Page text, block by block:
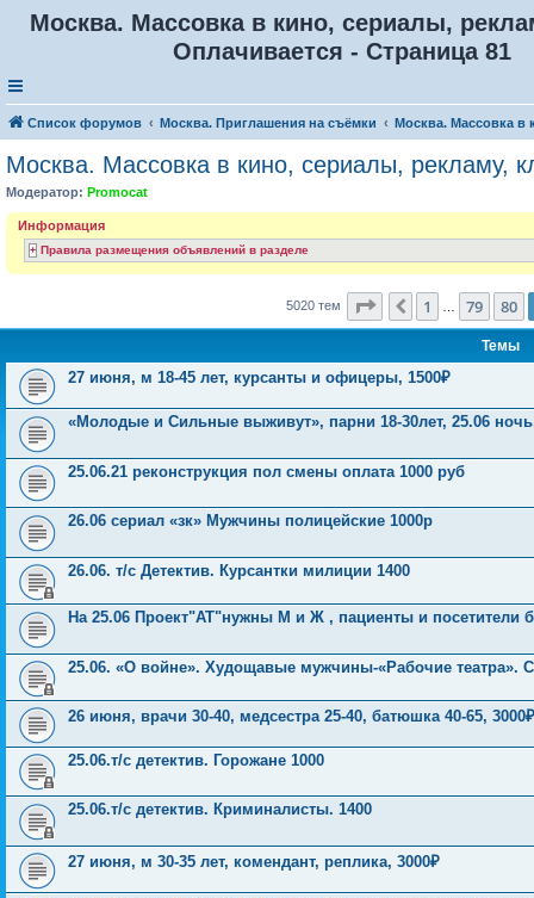
Москва. Массовка в кино, сериалы,
Оплачивается - Страница 81
Список форумов Москва. Приглашения на съёмки Москва. Массовка в
Москва. Массовка в кино, сериалы, рекламу,
Модератор: Promocat
Информация
Правила размещения объявлений в разделе
5020 тем Страница 81из 201
Пред.
1 79 80
Темы
27 июня, м 18-45 лет, курсанты и офицеры, 1500₽
«Молодые и Сильные выживут», парни 18-30лет, 25.06
25.06.21 реконструкция пол смены оплата 1000 руб
26.06 сериал «зк» Мужчины полицейские 1000р
26.06. т/с Детектив. Курсантки милиции 1400
На 25.06 Проект"АТ"нужны М и Ж , пациенты и посетители
25.06. «О войне». Худощавые мужчины-«Рабочие театра».
26 июня, врачи 30-40, медсестра 25-40, батюшка 40-65, 3000₽
25.06.т/с детектив. Горожане 1000
25.06.т/с детектив. Криминалисты. 1400
27 июня, м 30-35 лет, комендант, реплика, 3000₽